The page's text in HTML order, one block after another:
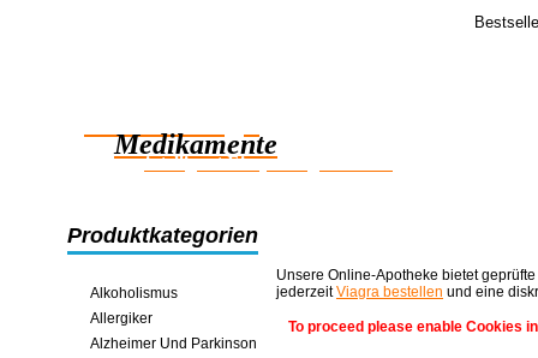
Medikamente
intelligent Einsparungen online
Produktkategorien
Alkoholismus
Allergiker
Alzheimer Und Parkinson
Unsere Online-Apotheke bietet
jederzeitViagra bestellen und eine
To proceed please enable Cookies